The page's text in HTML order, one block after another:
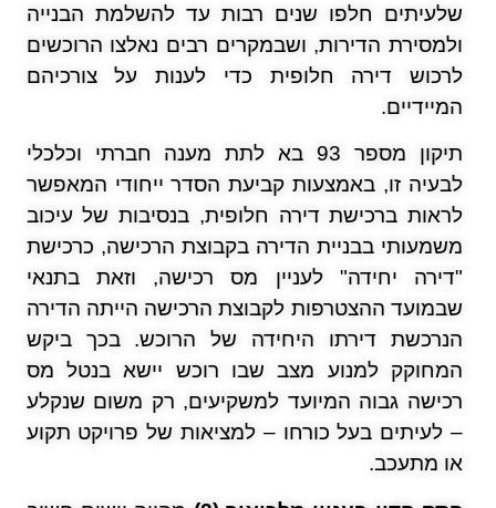
שלעיתים חלפו שנים רבות עד להשלמת הבנייה
ולמסירת הדירות, ושבמקרים רבים נאלצו הרוכשים
לרכוש דירה חלופית כדי לענות על צורכיהם
המיידיים.
תיקון מספר 93 בא לתת מענה חברתי וכלכלי
לבעיה זו, באמצעות קביעת הסדר ייחודי המאפשר
לראות ברכישת דירה חלופית, בנסיבות של עיכוב
משמעותי בבניית הדירה בקבוצת הרכישה, כרכישת
"דירה יחידה" לעניין מס רכישה, וזאת בתנאי
שבמועד ההצטרפות לקבוצת הרכישה הייתה הדירה
הנרכשת דירתו היחידה של הרוכש. בכך ביקש
המחוקק למנוע מצב שבו רוכש יישא בנטל מס
רכישה גבוה המיועד למשקיעים, רק משום שנקלע
– לעיתים בעל כורחו – למציאות של פרויקט תקוע
או מתעכב.